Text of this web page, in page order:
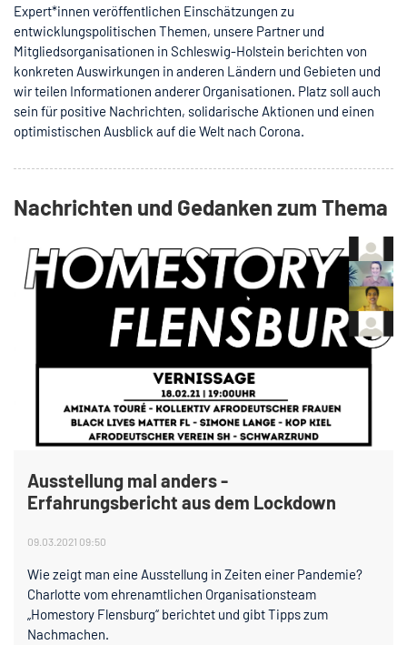
Expert*innen veröffentlichen Einschätzungen zu
entwicklungspolitischen Themen, unsere Partner und
Mitgliedsorganisationen in Schleswig-Holstein berichten von
konkreten Auswirkungen in anderen Ländern und Gebieten und
wir teilen Informationen anderer Organisationen. Platz soll auch
sein für positive Nachrichten, solidarische Aktionen und einen
optimistischen Ausblick auf die Welt nach Corona.
Nachrichten und Gedanken zum Thema
Ausstellung mal anders -
Erfahrungsbericht aus dem Lockdown
09.03.2021 09:50
Wie zeigt man eine Ausstellung in Zeiten einer Pandemie?
Charlotte vom ehrenamtlichen Organisationsteam
„Homestory Flensburg“ berichtet und gibt Tipps zum
Nachmachen.